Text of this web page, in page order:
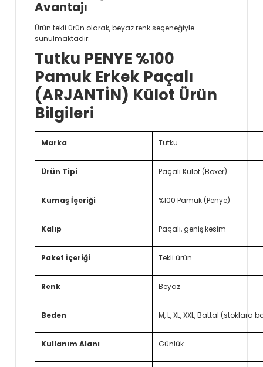
Avantajı
Ürün tekli ürün olarak, beyaz renk seçeneğiyle
sunulmaktadır.
Tutku PENYE %100
Pamuk Erkek Paçalı
(ARJANTİN) Külot Ürün
Bilgileri
Marka Tutku
Ürün Tipi Paçalı Külot (Boxer)
Kumaş İçeriği %100 Pamuk (Penye)
Kalıp Paçalı, geniş kesim
Paket İçeriği Tekli ürün
Renk Beyaz
Beden M, L, XL, XXL, Battal (stoklara
Kullanım Alanı Günlük